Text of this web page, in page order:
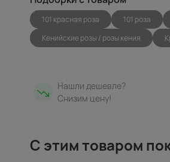
101 красная роза 101 роза
Кенийские розы / розы кения
Нашли дешевле?
Снизим цену!
С этим товаром